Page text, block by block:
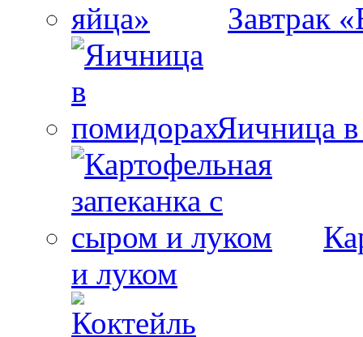
Завтрак
Яичница
и луком